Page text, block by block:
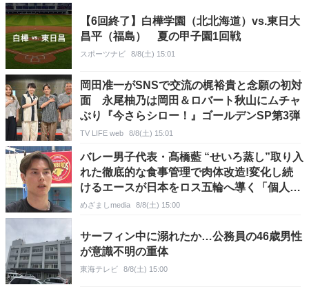
【6回終了】白樺学園（北北海道）vs.東日大
昌平（福島） 夏の甲子園1回戦
スポーツナビ 8/8(土) 15:01
岡田准一がSNSで交流の梶裕貴と念願の初対
面 永尾柚乃は岡田＆ロバート秋山にムチャ
ぶり『今さらシロー！』ゴールデンSP第3弾
TV LIFE web 8/8(土) 15:01
バレー男子代表・髙橋藍 “せいろ蒸し”取り入
れた徹底的な食事管理で肉体改造!変化し続
けるエースが日本をロス五輪へ導く「個人の
力をどれだけ世界トップレベルに持って行け
めざましmedia 8/8(土) 15:00
サーフィン中に溺れたか…公務員の46歳男性
が意識不明の重体
東海テレビ 8/8(土) 15:00